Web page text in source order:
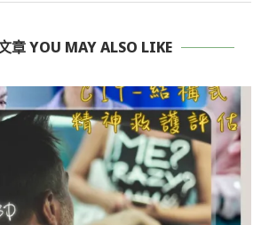
章 YOU MAY ALSO LIKE